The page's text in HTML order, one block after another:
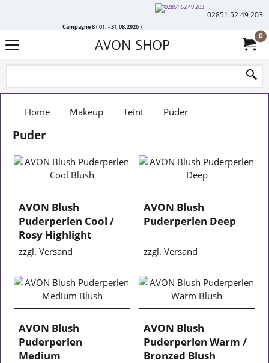
Campagne 8 ( 01. - 31.08.2026 )
02851 52 49 203
AVON SHOP 0
Home Makeup Teint Puder
Puder
AVON Blush
Puderperlen Cool /
Rosy Highlight
zzgl. Versand
AVON Blush
Puderperlen Deep
zzgl. Versand
AVON Blush
Puderperlen
Medium
AVON Blush
Puderperlen Warm /
Bronzed Blush